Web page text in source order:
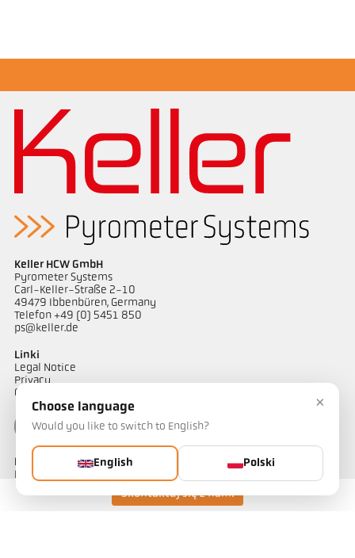
Skontaktuj się z nami
Zrealizowane zlecenia Walcownia prętów Rysunek wymiarowy PKL 63-K002
Keller HCW GmbH
Pyrometer Systems
Carl-Keller-Straße 2-10
49479 Ibbenbüren, Germany
Telefon +49 (0) 5451 850
ps@keller.de
Linki
Legal Notice
Privacy
GTC
Kontakt
Mają Państwo pytania dotyczące naszych rozwiązań do pomiaru
×
Choose language
Would you like to switch to English?
English Polski